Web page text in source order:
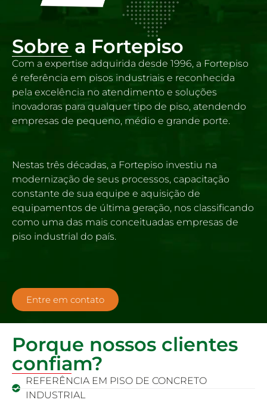
Sobre a Fortepiso
Com a expertise adquirida desde 1996, a Fortepiso
é referência em pisos industriais e reconhecida
pela excelência no atendimento e soluções
inovadoras para qualquer tipo de piso, atendendo
empresas de pequeno, médio e grande porte.
Nestas três décadas, a Fortepiso investiu na
modernização de seus processos, capacitação
constante de sua equipe e aquisição de
equipamentos de última geração, nos classificando
como uma das mais conceituadas empresas de
piso industrial do país.
https://www.traditionrolex.com/32
Entre em contato
Porque nossos clientes
confiam?
REFERÊNCIA EM PISO DE CONCRETO
INDUSTRIAL